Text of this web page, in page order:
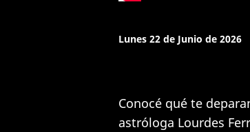
Lunes 22 de Junio de 2026
Conocé qué te
astróloga Lourdes